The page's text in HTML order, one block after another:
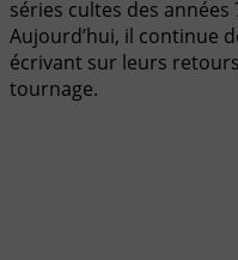
séries cultes des années
Aujourd’hui, il continue
écrivant sur leurs
tournage.